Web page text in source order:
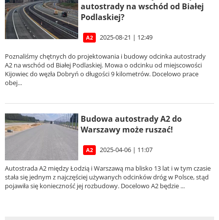
autostrady na wschód od Białej
Podlaskiej?
A2 2025-08-21 | 12:49
Poznaliśmy chętnych do projektowania i budowy odcinka autostrady
A2 na wschód od Białej Podlaskiej. Mowa o odcinku od miejscowości
Kijowiec do węzła Dobryń o długości 9 kilometrów. Docelowo prace
obej...
Budowa autostrady A2 do
Warszawy może ruszać!
A2 2025-04-06 | 11:07
Autostrada A2 między Łodzią i Warszawą ma blisko 13 lat i w tym czasie
stała się jednym z najczęściej używanych odcinków dróg w Polsce, stąd
pojawiła się konieczność jej rozbudowy. Docelowo A2 będzie ...